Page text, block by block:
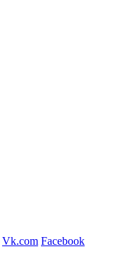
Vk.com Facebook